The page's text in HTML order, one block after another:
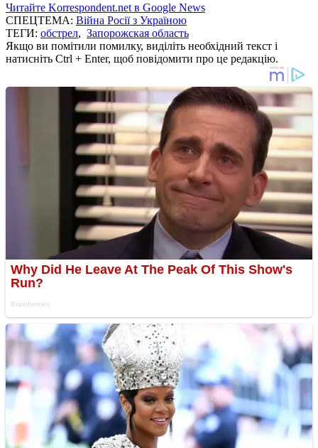
Читайте Korrespondent.net в Google News
СПЕЦТЕМА: Війна Росії з Україною
ТЕГИ: обстрел, Запорожская область
Якщо ви помітили помилку, виділіть необхідний текст і
натисніть Ctrl + Enter, щоб повідомити про це редакцію.